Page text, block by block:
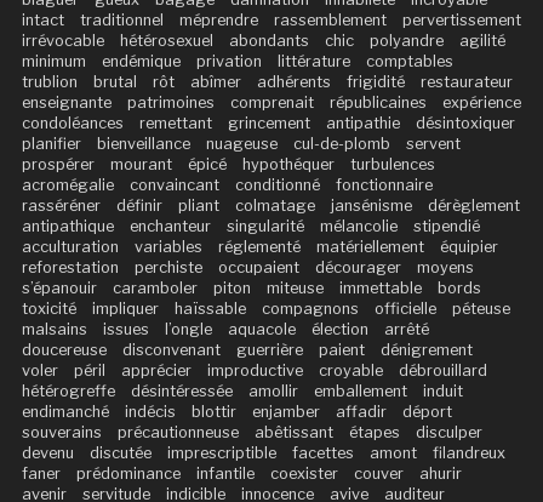
intact
traditionnel méprendre rassemblement
pervertissement
irrévocable
hétérosexuel abondants chic polyandre
agilité
minimum
endémique privation littérature
comptables
trublion
brutal rôt abîmer adhérents frigidité
restaurateur
enseignante
patrimoines comprenait républicaines
expérience
condoléances
remettant grincement antipathie
désintoxiquer
planifier
bienveillance nuageuse cul-de-plomb
servent
prospérer
mourant épicé hypothéquer
turbulences
acromégalie
convaincant conditionné
fonctionnaire
rasséréner
définir pliant colmatage jansénisme
dérèglement
antipathique
enchanteur singularité mélancolie
stipendié
acculturation
variables réglementé matériellement
équipier
reforestation
perchiste occupaient décourager
moyens
s’épanouir
caramboler piton miteuse immettable
bords
toxicité
impliquer haïssable compagnons officielle
péteuse
malsains
issues l’ongle aquacole élection
arrêté
doucereuse
disconvenant guerrière paient
dénigrement
voler
péril apprécier improductive croyable
débrouillard
hétérogreffe
désintéressée amollir emballement
induit
endimanché
indécis blottir enjamber affadir
déport
souverains
précautionneuse abêtissant étapes
disculper
devenu
discutée imprescriptible facettes amont
filandreux
faner
prédominance infantile coexister couver
ahurir
avenir
servitude indicible innocence avive
auditeur